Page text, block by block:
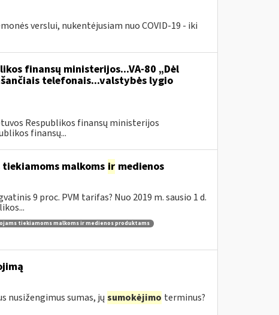
verslui, nukentėjusiam nuo COVID-19 - iki
finansų ministerijos...VA-80 „Dėl
telefonais...valstybės lygio
Respublikos finansų ministerijos
finansų...
malkoms irmedienos
9 proc. PVM tarifas? Nuo 2019 m. sausio 1 d.
tiekiamoms malkoms ir medienos produktams
nusižengimus sumas, jų sumokėjimo terminus?